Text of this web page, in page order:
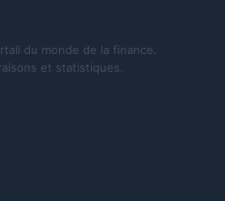
du monde de la finance.
et statistiques.